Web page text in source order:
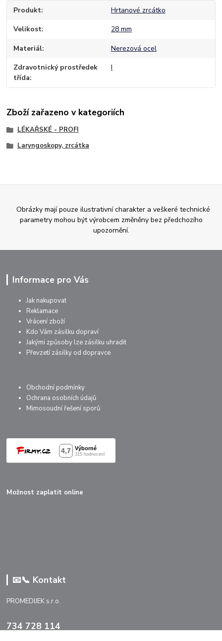
Produkt Hrtanové zrcátko
Velikost 28 mm
Materiál Nerezová ocel
Zdravotnický prostředek
třída
I
Zboží zařazeno v kategoriích
LÉKAŘSKÉ - PROFI
Laryngoskopy, zrcátka
Obrázky mají pouze ilustrativní charakter a veškeré technické
parametry mohou být výrobcem změněny bez předchozího
upozornění.
Informace pro Vás
Jak nakupovat
Reklamace
Vrácení zboží
Kdo Vám zásilku dopraví
Jakými způsoby lze zásilku uhradit
Převzetí zásilky od dopravce
Obchodní podmínky
Ochrana osobních údajů
Mimosoudní řešení sporů
Možnost zaplatit online
📧📞 Kontakt
PROMEDIJEK s.r.o.
734 728 114